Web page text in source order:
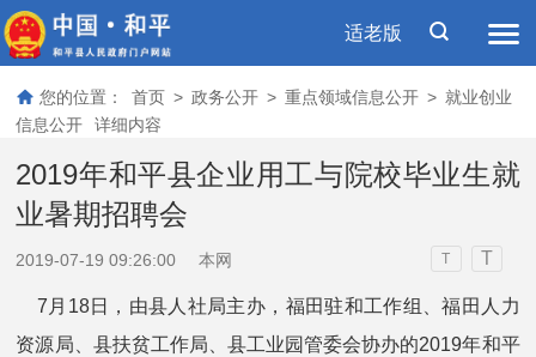
适老版
您的位置： 首页 > 政务公开 > 重点领域信息公开 > 就业创业
信息公开
详细内容
2019年和平县企业用工与院校毕业生就
业暑期招聘会
2019-07-19 09:26:00 本网 T T
7月18日，由县人社局主办，福田驻和工作组、福田人力
资源局、县扶贫工作局、县工业园管委会协办的2019年和平